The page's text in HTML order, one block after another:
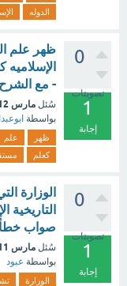
الدوله
0
تصويتات
1
إجابة
ظهر علم
- مع الشرح
سُئل مارس 12
بواسطة
ظهر علم
كعلم
0
تصويتات
1
إجابة
الوزارة
التاريخية
صواب
سُئل مارس 11
بواسطة عبود
الوزارة